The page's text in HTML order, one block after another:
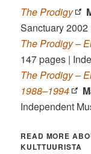
The Prodigy
Sanctuary 2002
The Prodigy –
147 pages |
The Prodigy –
1988–1994
Independent
READ MORE
KULTTUURISTA